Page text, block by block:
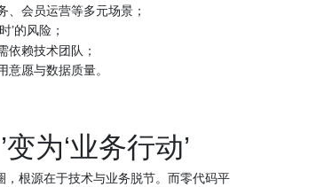
、会员运营等多元场景；
’的风险；
依赖技术团队；
愿与数据质量。
为‘业务行动’
，根源在于技术与业务脱节。而零代码平